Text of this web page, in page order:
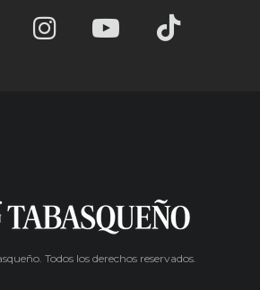
Todos los derechos reservados.